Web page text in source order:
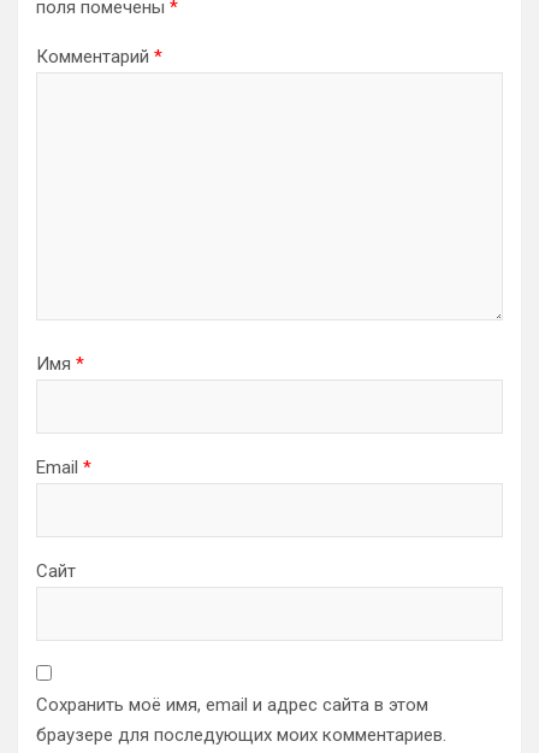
поля помечены *
Комментарий *
Имя *
Email *
Сайт
Сохранить моё имя, email и адрес сайта в этом
браузере для последующих моих комментариев.